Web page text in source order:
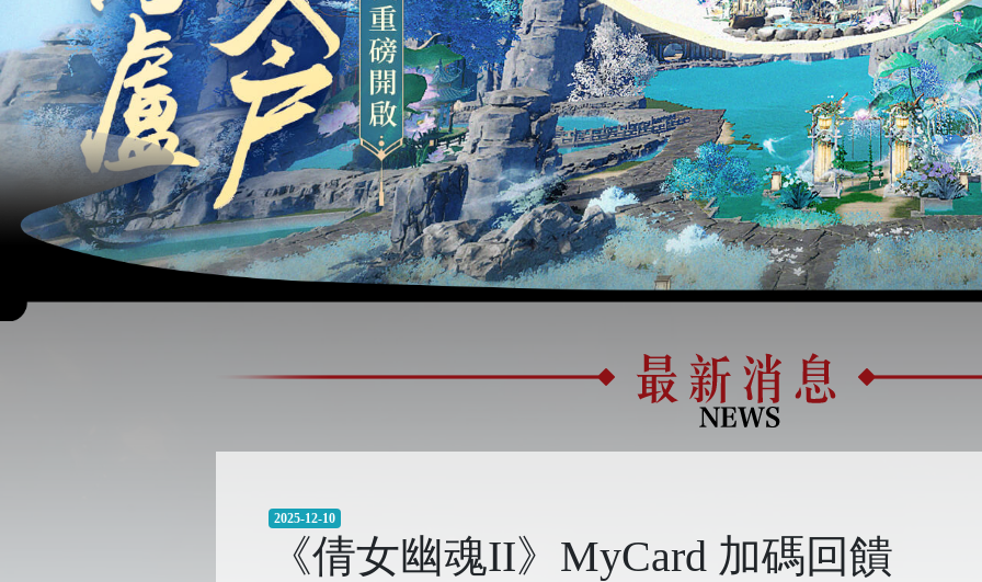
2025-12-10
《倩女幽魂II》MyCard 加碼回饋